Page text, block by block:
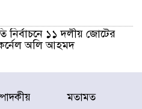
নির্বাচনে ১১ দলীয় জোটের
কর্নেল অলি আহমদ
সঙ্গে সমন্বয়ে পরিচ্ছন্নতার
নিকুঞ্জ-টানপাড়ায়
মতামত